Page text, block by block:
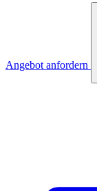
Angebot anfordern